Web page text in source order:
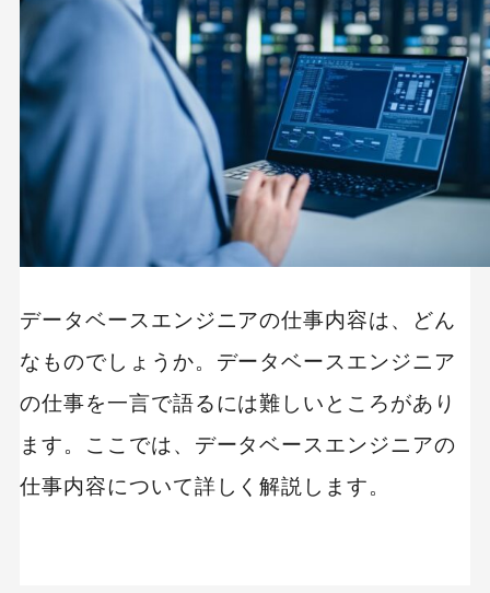
データベースエンジニアの仕事内容は、どん
なものでしょうか。データベースエンジニア
の仕事を一言で語るには難しいところがあり
ます。ここでは、データベースエンジニアの
仕事内容について詳しく解説します。